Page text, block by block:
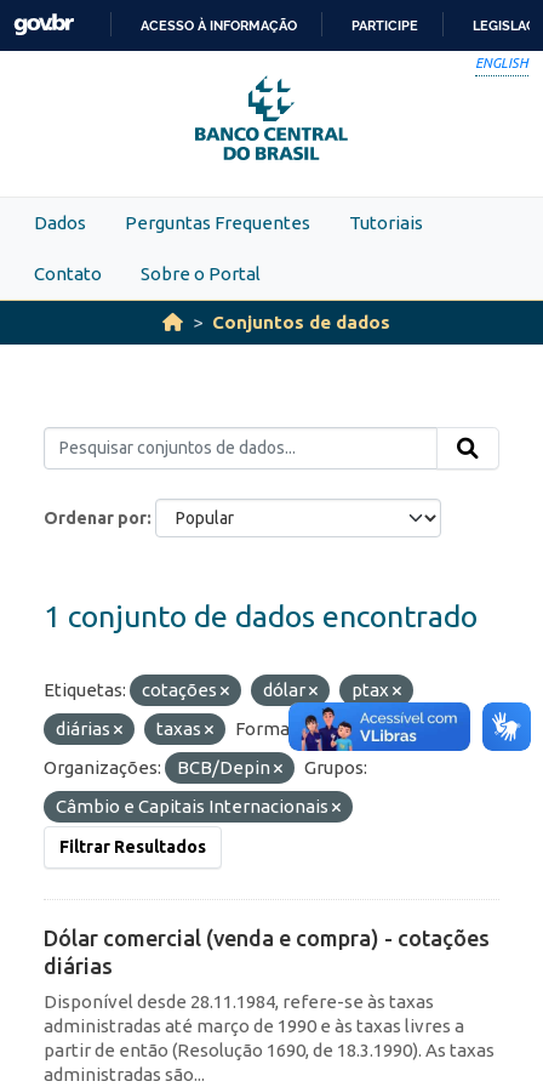
Skip to main content
PARA
O
CONTEÚDO
ACESSO À INFORMAÇÃO PARTICIPE
ENGLISH
Dados Perguntas Frequentes Tutoriais
Contato Sobre o Portal
Conjuntos de dados
Ordenar por
1 conjunto de dados encontrado
Etiquetas: cotações dólar
ptax
diárias
taxas Formatos:
HTML
Organizações:
BCB/Depin
Grupos:
Câmbio e Capitais Internacionais
Filtrar Resultados
Dólar comercial (venda e compra) - cotações
diárias
Disponível desde 28.11.1984, refere-se às taxas
administradas até março de 1990 e às taxas livres a
partir de então (Resolução 1690, de 18.3.1990). As taxas
administradas são...